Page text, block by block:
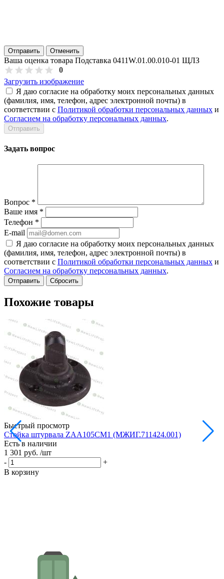
Отправить Отменить
Ваша оценка товара Подставка 0411W.01.00.010-01 ЩЛЗ
0
Загрузить изображение
Я даю согласие на обработку моих персональных данных
(фамилия, имя, телефон, адрес электронной почты) в
соответствии с Политикой обработки персональных данных и
Согласием на обработку персональных данных.
Задать вопрос
Вопрос *
Ваше имя *
Телефон *
E-mail
Я даю согласие на обработку моих персональных данных
(фамилия, имя, телефон, адрес электронной почты) в
соответствии с Политикой обработки персональных данных и
Согласием на обработку персональных данных.
Сбросить
Похожие товары
Быстрый просмотр
Стойка штурвала ZAA105CM1 (МЖИГ.711424.001)
Есть в наличии
1 301 руб. /шт
-
+
В корзину